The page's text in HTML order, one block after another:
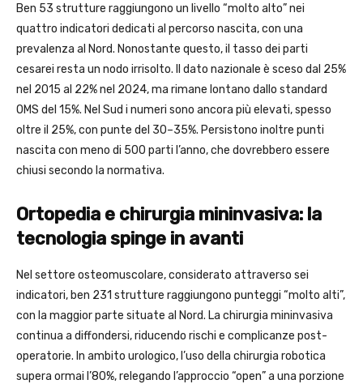
Ben 53 strutture raggiungono un livello “molto alto” nei
quattro indicatori dedicati al percorso nascita, con una
prevalenza al Nord. Nonostante questo, il tasso dei parti
cesarei resta un nodo irrisolto. Il dato nazionale è sceso dal 25%
nel 2015 al 22% nel 2024, ma rimane lontano dallo standard
OMS del 15%. Nel Sud i numeri sono ancora più elevati, spesso
oltre il 25%, con punte del 30–35%. Persistono inoltre punti
nascita con meno di 500 parti l’anno, che dovrebbero essere
chiusi secondo la normativa.
Ortopedia e chirurgia mininvasiva: la
tecnologia spinge in avanti
Nel settore osteomuscolare, considerato attraverso sei
indicatori, ben 231 strutture raggiungono punteggi “molto alti”,
con la maggior parte situate al Nord. La chirurgia mininvasiva
continua a diffondersi, riducendo rischi e complicanze post-
operatorie. In ambito urologico, l’uso della chirurgia robotica
supera ormai l’80%, relegando l’approccio “open” a una porzione